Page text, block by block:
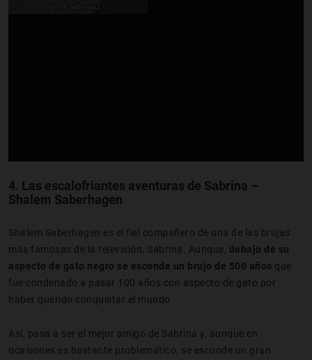
4. Las escalofriantes aventuras de Sabrina –
Shalem Saberhagen
Shalem Saberhagen es el fiel compañero de una de las brujas
más famosas de la televisión, Sabrina. Aunque, debajo de su
aspecto de gato negro se esconde un brujo de 500 años que
fue condenado a pasar 100 años con aspecto de gato por
haber querido conquistar el mundo.
Así, pasa a ser el mejor amigo de Sabrina y, aunque en
ocasiones es bastante problemático, se esconde un gran